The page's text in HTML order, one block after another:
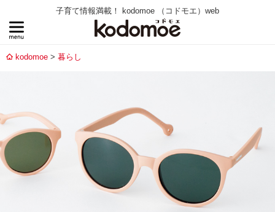
子育て情報満載！ kodomoe （コドモエ）web
kodomoe 暮らし